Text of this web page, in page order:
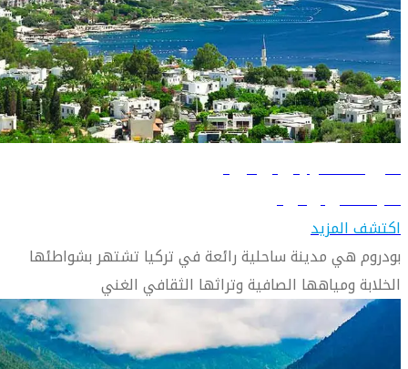
دليل السفر إلى بودروم
تعرّف على بودروم
اكتشف المزيد
بودروم هي مدينة ساحلية رائعة في تركيا تشتهر بشواطئها
الخلابة ومياهها الصافية وتراثها الثقافي الغني